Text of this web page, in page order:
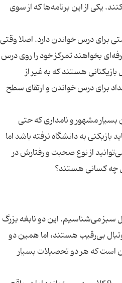
یکی از این برنامه‌ها که از سوی
برای درس خواندن دارد. اصلا وقتی
بخواهند تمرکز خود را روی درس
هستند که به غیر از
برای درس خواندن و ارتقای سطح
بسیار مشهور و نامداری که حتی
به دانشگاه نرفته باشد اما
از نوع صحبت و رفتارش در
چه کسانی هستند؟
سبز می‌شناسیم. این دو نابغه بزرگ
فوتبال بی‌رقیب هستند، اما همین دو
است که هر دو تحصیلات بسیار